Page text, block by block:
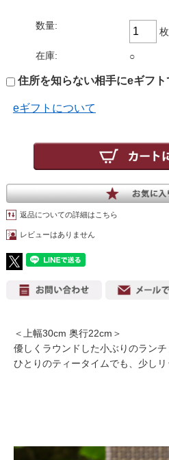
数量:
枚
在庫: ○
住所を知らない相手にeギフト
eギフトについて
返品についての詳細はこちら
レビューはありません
＜上幅30cm 奥行22cm＞
優しくラウンドした小ぶりのランチ
ひとりのティータイムでも、少しリ